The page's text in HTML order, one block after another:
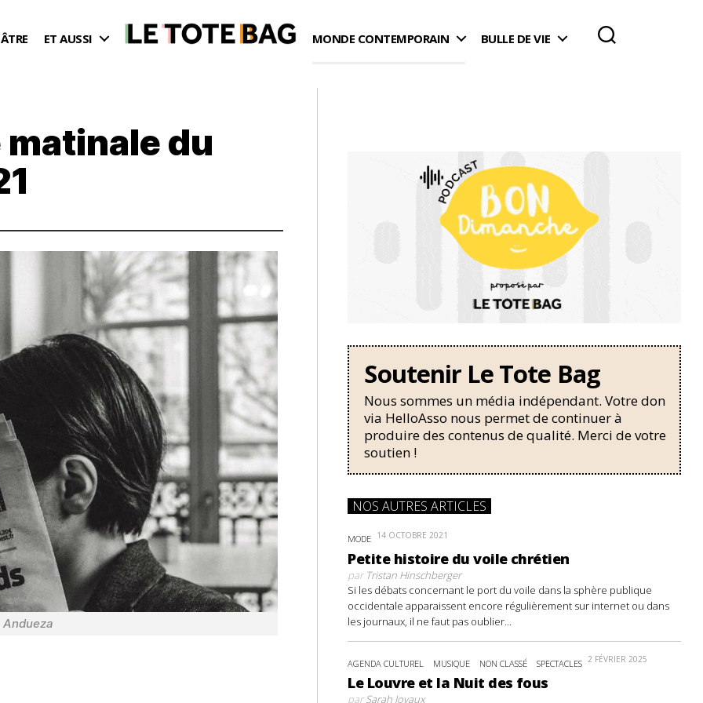
ET AUSSI MONDE CONTEMPORAIN BULLE DE VIE
matinale du
Soutenir Le Tote Bag
Nous sommes un média indépendant. Votre don
via HelloAsso nous permet de continuer à
produire des contenus de qualité. Merci de votre
soutien !
NOS AUTRES ARTICLES
MODE 14 OCTOBRE 2021
Petite histoire du voile chrétien
parTristan Hinschberger
Si les débats concernant le port du voile dans la sphère publique
occidentale apparaissent encore régulièrement sur internet ou dans
les journaux, il ne faut pas oublier...
AGENDA CULTUREL MUSIQUE NON CLASSÉ SPECTACLES 2 FÉVRIER 2025
Le Louvre et la Nuit des fous
parSarah Joyaux